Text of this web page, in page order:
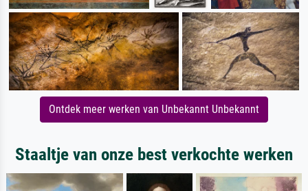
Ontdek meer werken van Unbekannt Unbekannt
Staaltje van onze best verkochte werken